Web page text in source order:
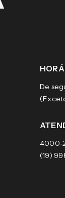
De
4000-
(19)